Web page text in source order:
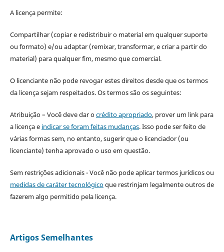
A licença permite:
Compartilhar (copiar e redistribuir o material em qualquer suporte
ou formato) e/ou adaptar (remixar, transformar, e criar a partir do
material) para qualquer fim, mesmo que comercial.
O licenciante não pode revogar estes direitos desde que os termos
da licença sejam respeitados. Os termos são os seguintes:
Atribuição – Você deve dar ocrédito apropriado, prover um link para
a licença e indicar se foram feitas mudanças. Isso pode ser feito de
várias formas sem, no entanto, sugerir que o licenciador (ou
licenciante) tenha aprovado o uso em questão.
Sem restrições adicionais - Você não pode aplicar termos jurídicos ou
medidas de caráter tecnológicoque restrinjam legalmente outros de
fazerem algo permitido pela licença.
Artigos Semelhantes